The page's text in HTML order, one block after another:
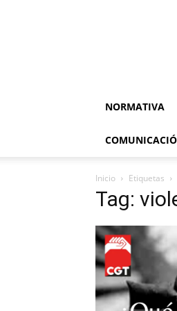
NORMATIVA
Inicio Etiquetas
Tag: